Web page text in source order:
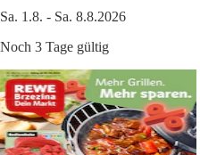
Sa. 1.8. - Sa. 8.8.2026
Noch 3 Tage gültig